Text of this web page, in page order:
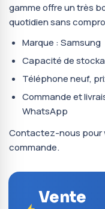
gamme offre un très
quotidien sans
Marque : Samsung
Capacité de
Téléphone neuf,
Commande et
WhatsApp
Contactez-nous pour
commande.
Vente